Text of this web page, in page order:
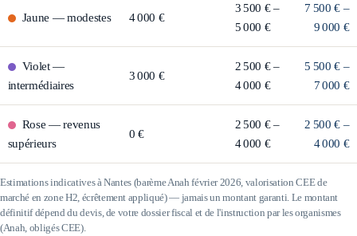
Jaune —modestes 4 000 €
3 500 € –
5 000 €
7 500 € –
9 000 €
Violet—
intermédiaires
3 000 €
2 500 € –
4 000 €
5 500 € –
7 000 €
Rose —revenus
supérieurs
0 €
2 500 € –
4 000 €
2 500 € –
4 000 €
Estimations indicatives àNantes (barème Anah février 2026, valorisation CEE de
marché en zoneH2, écrêtement appliqué) — jamais un montant garanti. Le montant
définitif dépend du devis, de votre dossier fiscal et de l'instruction par les organismes
(Anah, obligés CEE).